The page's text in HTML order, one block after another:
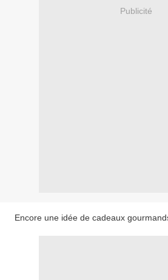
Publicité
Encore une idée de cadeaux